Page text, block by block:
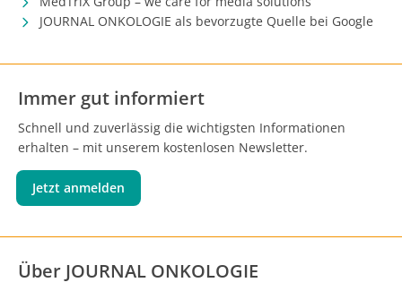
JOURNAL ONKOLOGIE als bevorzugte Quelle bei Google
Immer gut informiert
Schnell und zuverlässig die wichtigsten Informationen
erhalten – mit unserem kostenlosen Newsletter.
Jetzt anmelden
Über JOURNAL ONKOLOGIE